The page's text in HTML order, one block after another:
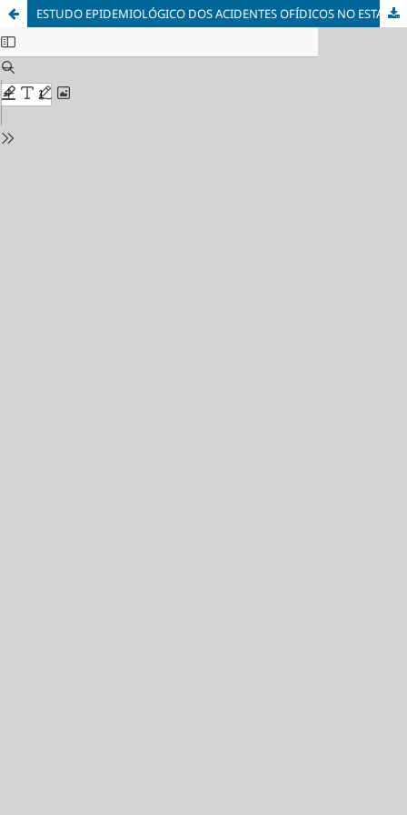
ESTUDO EPIDEMIOLÓGICO DOS ACIDENTES OFÍDICOS NO ESTADO DA PARAÍBA, NORDESTE DO BRASIL, DE 2010 A 2024